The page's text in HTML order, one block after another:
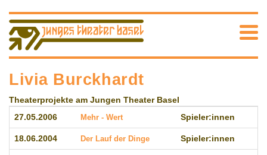
Livia Burckhardt
Theaterprojekte am Jungen Theater Basel
27.05.2006 Mehr - Wert Spieler:innen
18.06.2004 Der Lauf der Dinge Spieler:innen